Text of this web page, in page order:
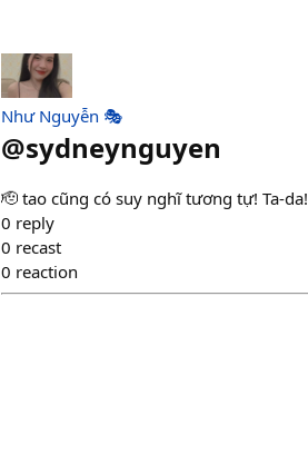
Như Nguyễn 🎭
@sydneynguyen
🫡 tao cũng có suy nghĩ tương tự! Ta-da!
0 reply
0 recast
0 reaction